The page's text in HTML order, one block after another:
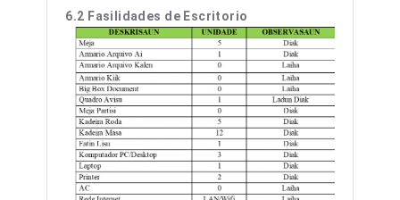
6.2 Fasilidades de Escritorio